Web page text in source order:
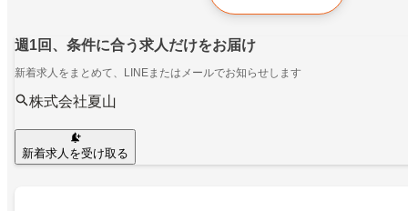
週1回、条件に合う求人だけをお届け
新着求人をまとめて、LINEまたはメールでお知らせします
株式会社夏山
新着求人を受け取る